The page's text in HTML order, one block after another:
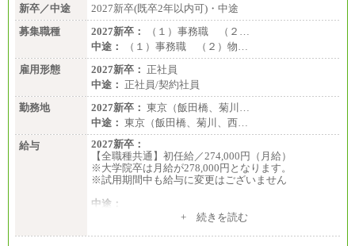
新卒／中途
2027新卒(既卒2年以内可)・中途
募集職種
2027新卒：
（１）事務職 （２…
中途：
（１）事務職 （２）物…
雇用形態
2027新卒： 正社員
中途： 正社員/契約社員
勤務地
2027新卒： 東京（飯田橋、菊川…
中途： 東京（飯田橋、菊川、西…
給与
2027新卒：
【全職種共通】初任給／274,000円（月給）
※大学院卒は月給が278,000円となります。
※試用期間中も給与に変更はございません
中途：
（１）～（４）274,000円（月給）～
※経験・年齢などを考慮のうえ、当社規程により優
+ 続きを読む